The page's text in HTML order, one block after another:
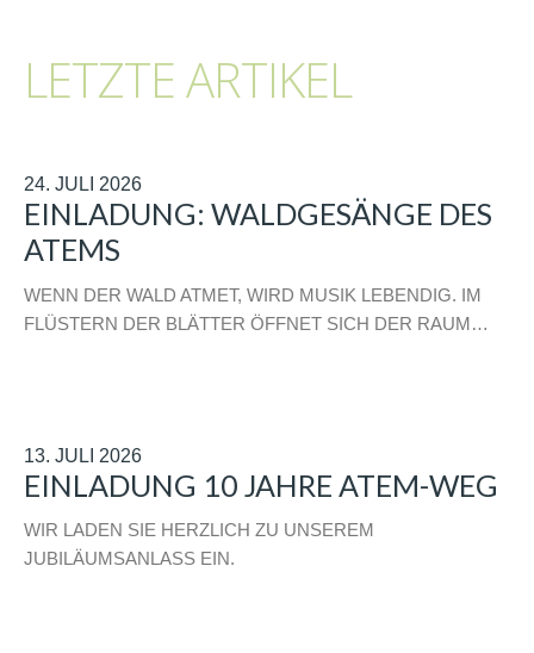
LETZTE ARTIKEL
24. JULI 2026
EINLADUNG: WALDGESÄNGE DES
ATEMS
WENN DER WALD ATMET, WIRD MUSIK LEBENDIG. IM
FLÜSTERN DER BLÄTTER ÖFFNET SICH DER RAUM…
13. JULI 2026
EINLADUNG 10 JAHRE ATEM-WEG
WIR LADEN SIE HERZLICH ZU UNSEREM
JUBILÄUMSANLASS EIN.